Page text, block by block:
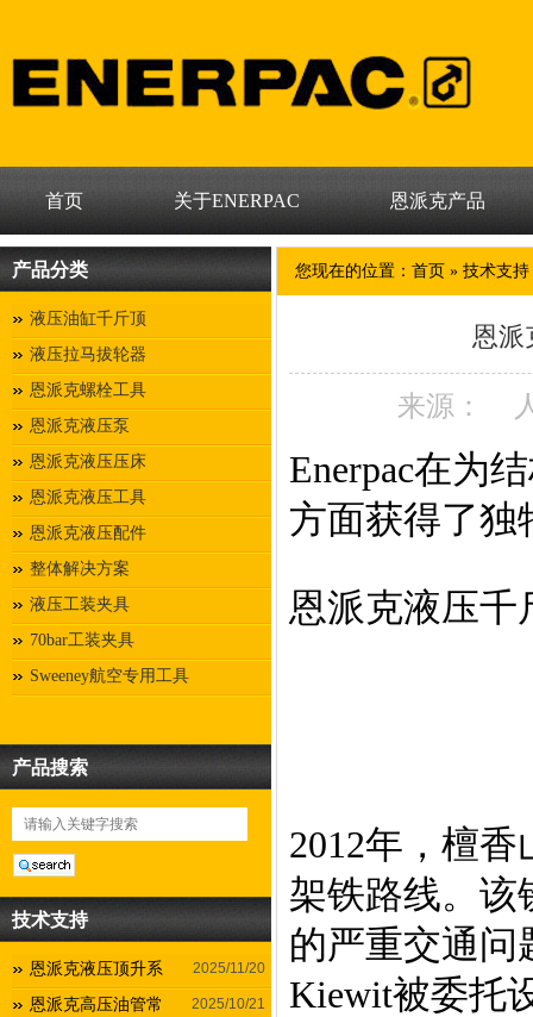
首页 关于ENERPAC 恩派克产品
产品分类
液压油缸千斤顶
液压拉马拔轮器
恩派克螺栓工具
恩派克液压泵
恩派克液压压床
恩派克液压工具
恩派克液压配件
整体解决方案
液压工装夹具
70bar工装夹具
Sweeney航空专用工具
产品搜索
技术支持
2025/11/20
恩派克液压顶升系
2025/10/21
恩派克高压油管常
您现在的位置： 首页 » 技术支持
恩派
来源：
Enerpac在为
方面获得了独
恩派克液压千
2012年，檀
架铁路线。该
的严重交通问
Kiewit被委托